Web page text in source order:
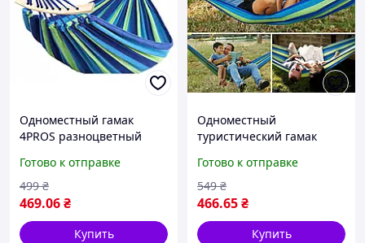
Одноместный гамак
4PROS разноцветный
Готово к отправке
469.06₴
499 ₴
Купить
Одноместный
туристический гамак
рамой и в разноцветном
исполнении,
максимальная нагрузка
Готово к отправке
466.65₴
549 ₴
Купить